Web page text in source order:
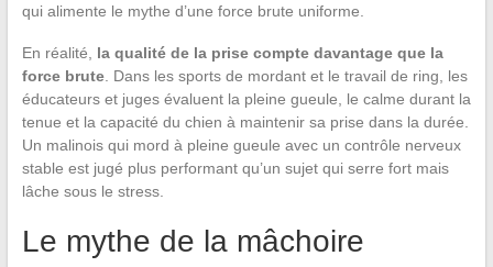
qui alimente le mythe d’une force brute uniforme.
En réalité, la qualité de la prise compte davantage que la
force brute. Dans les sports de mordant et le travail de ring, les
éducateurs et juges évaluent la pleine gueule, le calme durant la
tenue et la capacité du chien à maintenir sa prise dans la durée.
Un malinois qui mord à pleine gueule avec un contrôle nerveux
stable est jugé plus performant qu’un sujet qui serre fort mais
lâche sous le stress.
Le mythe de la mâchoire